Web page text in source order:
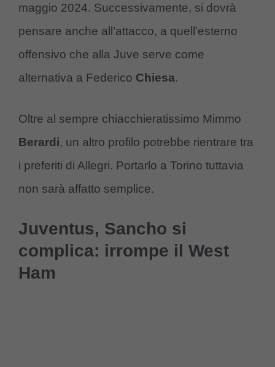
maggio 2024. Successivamente, si dovrà
pensare anche all’attacco, a quell’esterno
offensivo che alla Juve serve come
alternativa a Federico Chiesa.
Oltre al sempre chiacchieratissimo Mimmo
Berardi, un altro profilo potrebbe rientrare tra
i preferiti di Allegri. Portarlo a Torino tuttavia
non sarà affatto semplice.
Juventus, Sancho si
complica: irrompe il West
Ham